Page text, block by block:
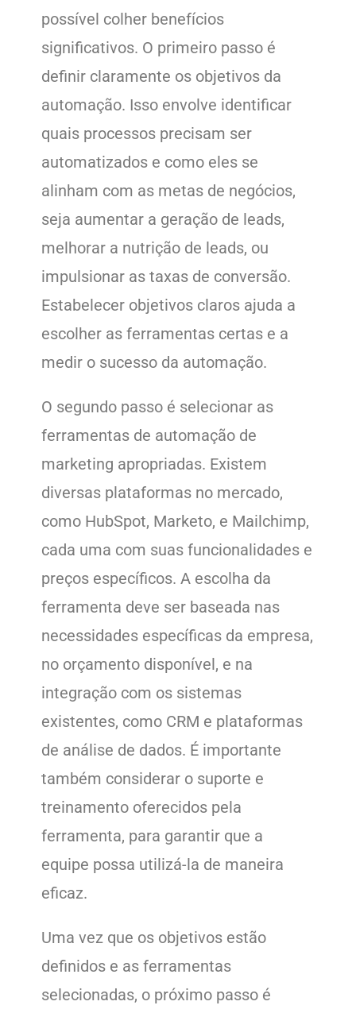
possível colher benefícios
significativos. O primeiro passo é
definir claramente os objetivos da
automação. Isso envolve identificar
quais processos precisam ser
automatizados e como eles se
alinham com as metas de negócios,
seja aumentar a geração de leads,
melhorar a nutrição de leads, ou
impulsionar as taxas de conversão.
Estabelecer objetivos claros ajuda a
escolher as ferramentas certas e a
medir o sucesso da automação.
O segundo passo é selecionar as
ferramentas de automação de
marketing apropriadas. Existem
diversas plataformas no mercado,
como HubSpot, Marketo, e Mailchimp,
cada uma com suas funcionalidades e
preços específicos. A escolha da
ferramenta deve ser baseada nas
necessidades específicas da empresa,
no orçamento disponível, e na
integração com os sistemas
existentes, como CRM e plataformas
de análise de dados. É importante
também considerar o suporte e
treinamento oferecidos pela
ferramenta, para garantir que a
equipe possa utilizá-la de maneira
eficaz.
Uma vez que os objetivos estão
definidos e as ferramentas
selecionadas, o próximo passo é